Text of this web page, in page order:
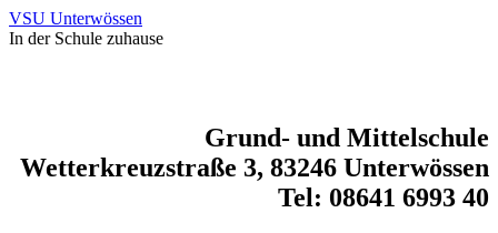
VSU Unterwössen
In der Schule zuhause
Grund- und Mittelschule
Wetterkreuzstraße 3, 83246 Unterwössen
Tel: 08641 6993 40